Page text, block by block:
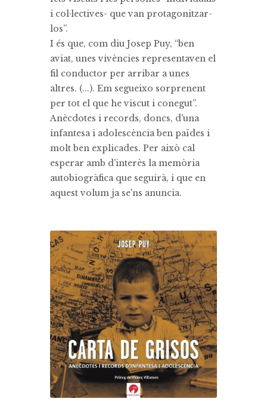
i col·lectives- que van protagonitzar-
los”.
I és que, com diu Josep Puy, “ben
aviat, unes vivències representaven el
fil conductor per arribar a unes
altres. (...). Em segueixo sorprenent
per tot el que he viscut i conegut”.
Anècdotes i records, doncs, d'una
infantesa i adolescència ben païdes i
molt ben explicades. Per això cal
esperar amb d'interès la memòria
autobiogràfica que seguirà, i que en
aquest volum ja se'ns anuncia.